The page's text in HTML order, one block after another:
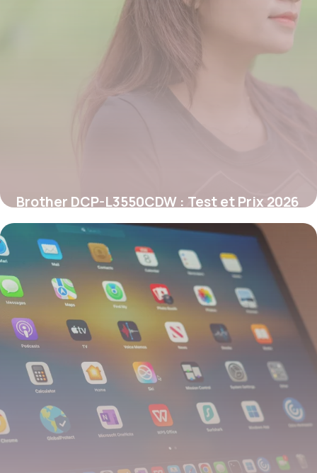
Brother DCP-L3550CDW : Test et Prix 2026
25 mai 2026